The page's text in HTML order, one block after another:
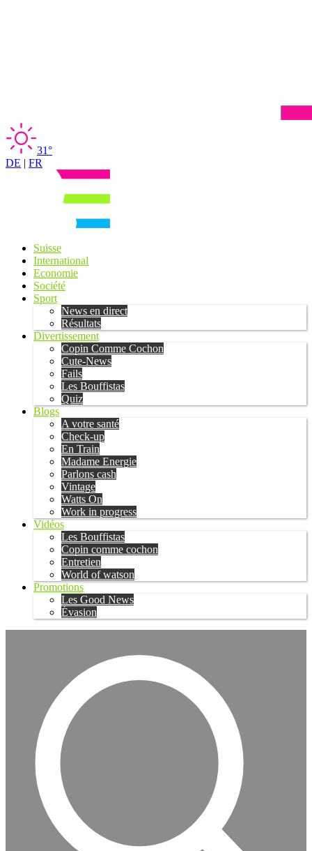
31°
DE | FR
Suisse
International
Economie
Société
Sport
News en direct
Résultats
Divertissement
Copin Comme Cochon
Cute-News
Fails
Les Bouffistas
Quiz
Blogs
A votre santé
Check-up
En Train
Madame Energie
Parlons cash
Vintage
Watts On
Work in progress
Vidéos
Les Bouffistas
Copin comme cochon
Entretien
World of watson
Promotions
Les Good News
Évasion